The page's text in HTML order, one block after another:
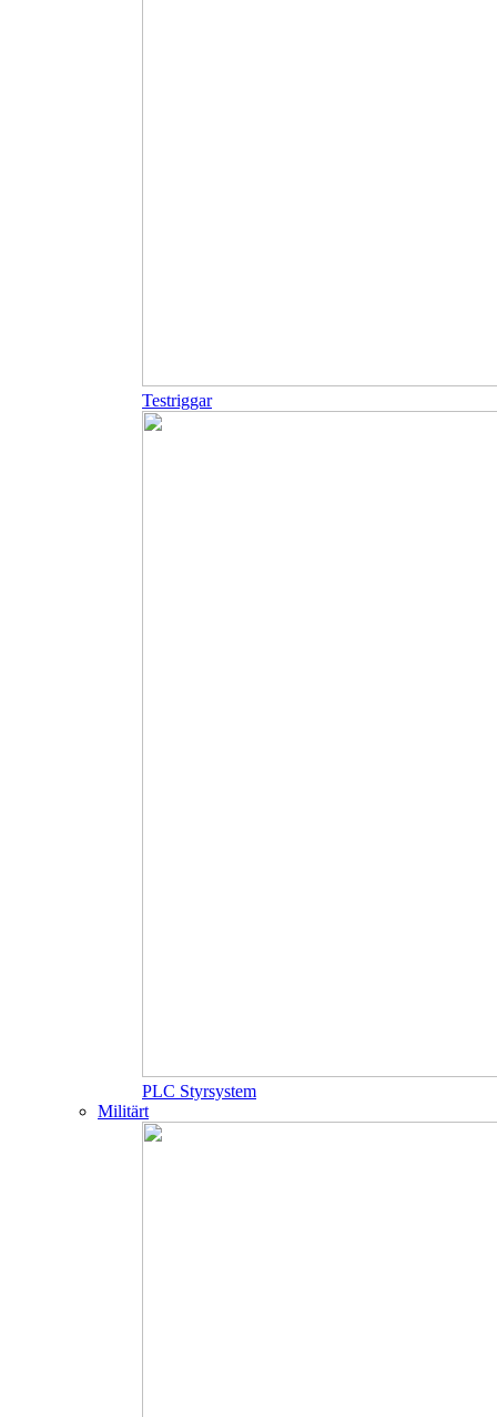
Testriggar
PLC Styrsystem
Militärt